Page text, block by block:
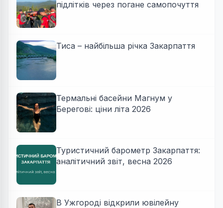
підлітків через погане самопочуття
Тиса – найбільша річка Закарпаття
Термальні басейни Магнум у
Берегові: ціни літа 2026
Туристичний барометр Закарпаття:
аналітичний звіт, весна 2026
В Ужгороді відкрили ювілейну